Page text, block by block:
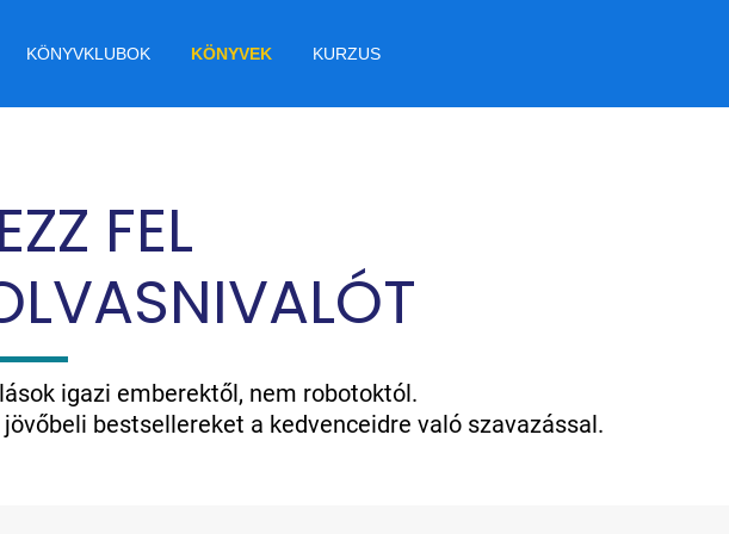
KÖNYVKLUBOK KÖNYVEK KURZUS
FEL
igazi emberektől, nem robotoktól.
bestsellereket a kedvenceidre való szavazással.